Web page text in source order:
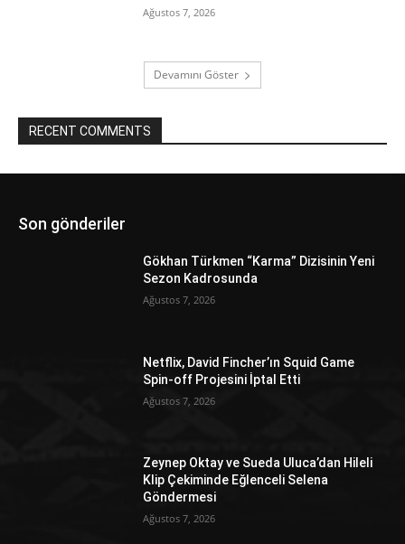
Ağustos 7, 2026
Devamını Göster
RECENT COMMENTS
Son gönderiler
Gökhan Türkmen “Karma” Dizisinin Yeni
Sezon Kadrosunda
Ağustos 7, 2026
Netflix, David Fincher’ın Squid Game
Spin-off Projesini İptal Etti
Ağustos 7, 2026
Zeynep Oktay ve Sueda Uluca’dan Hileli
Klip Çekiminde Eğlenceli Selena
Göndermesi
Ağustos 7, 2026